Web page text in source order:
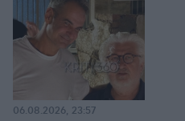
06.08.2026, 23:57